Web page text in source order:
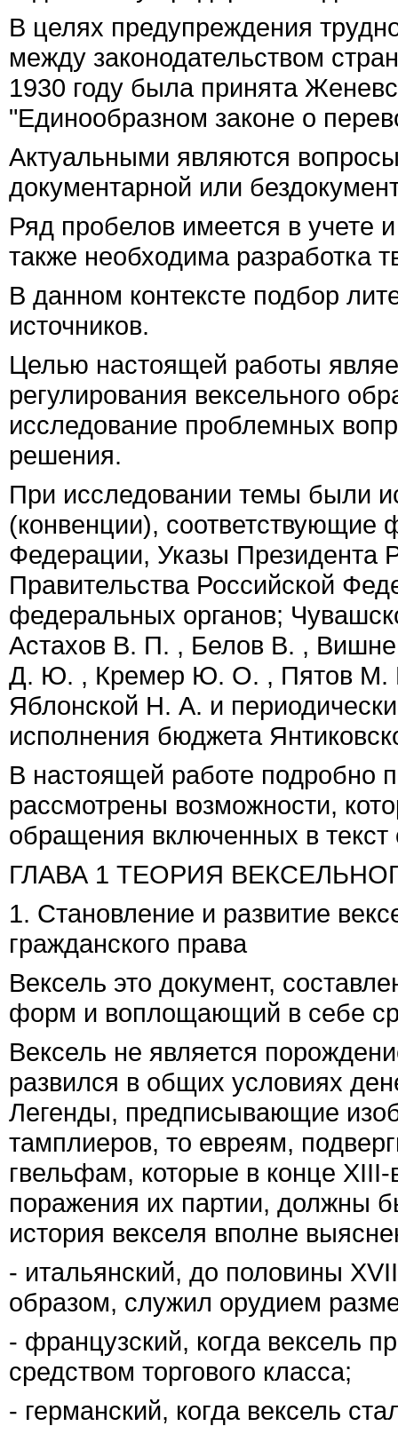
В целях предупреждения
между законодательством
1930 году была принята
"Единообразном законе о
Актуальными являются
документарной или
Ряд пробелов имеется в учете
также необходима разработка
В данном контексте подбор
источников.
Целью настоящей работы
регулирования вексельного
исследование проблемных
решения.
При исследовании темы были
(конвенции),
Федерации, Указы Президента
Правительства Российской
федеральных органов;
Астахов В. П. , Белов В. ,
Д. Ю. , Кремер Ю. О. , Пятов М.
Яблонской Н. А. и
исполнения бюджета
В настоящей работе подробно
рассмотрены возможности,
обращения включенных в текст
ГЛАВА 1 ТЕОРИЯ
1. Становление и развитие
гражданского права
Вексель это документ,
форм и воплощающий в себе
Вексель не является
развился в общих условиях
Легенды, предписывающие
тамплиеров, то евреям,
гвельфам, которые в конце
поражения их партии, должны
история векселя вполне
- итальянский, до половины
образом, служил орудием
- французский, когда вексель
средством торгового класса;
- германский, когда вексель